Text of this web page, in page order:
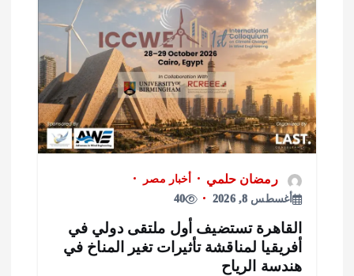
رمضان حلمي
أخبار مصر
أغسطس 8, 2026
40
تستضيف أول ملتقى دولي في
لمناقشة تأثيرات تغير المناخ في
الرياح